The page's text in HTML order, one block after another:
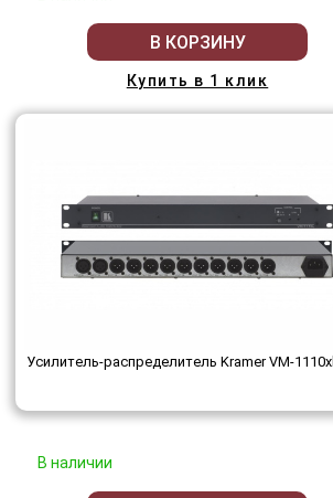
В КОРЗИНУ
Купить в 1 клик
Усилитель-распределитель Kramer VM-1110xl
В наличии